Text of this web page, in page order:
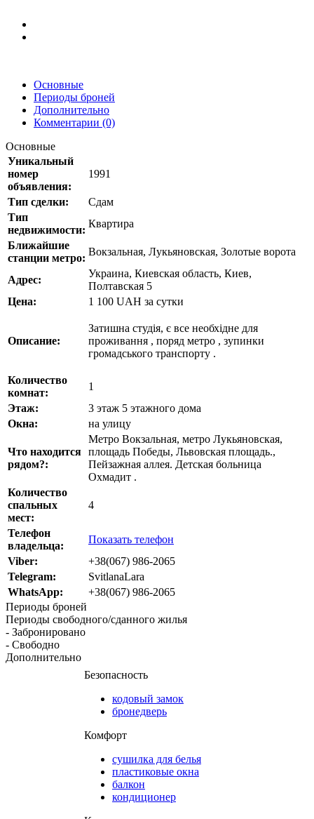
Основные
Периоды броней
Дополнительно
Комментарии (0)
Основные
Уникальный
номер
объявления:
1991
Тип сделки:
Сдам
Тип
недвижимости:
Квартира
Ближайшие
станции метро:
Вокзальная, Лукьяновская, Золотые ворота
Адрес:
Украина, Киевская область, Киев,
Полтавская 5
Цена:
1 100 UAH за сутки
Описание:
Затишна студія, є все необхідне для
проживання , поряд метро , зупинки
громадського транспорту .
Количество
комнат:
1
Этаж:
3 этаж 5 этажного дома
Окна:
на улицу
Что находится
рядом?:
Метро Вокзальная, метро Лукьяновская,
площадь Победы, Львовская площадь.,
Пейзажная аллея. Детская больница
Охмадит .
Количество
спальных
мест:
4
Телефон
владельца:
Показать телефон
Viber:
+38(067) 986-2065
Telegram:
SvitlanaLara
WhatsApp:
+38(067) 986-2065
Периоды броней
Периоды свободного/сданного жилья
- Забронировано
- Свободно
Дополнительно
Безопасность
кодовый замок
бронедверь
Комфорт
сушилка для белья
пластиковые окна
балкон
кондиционер